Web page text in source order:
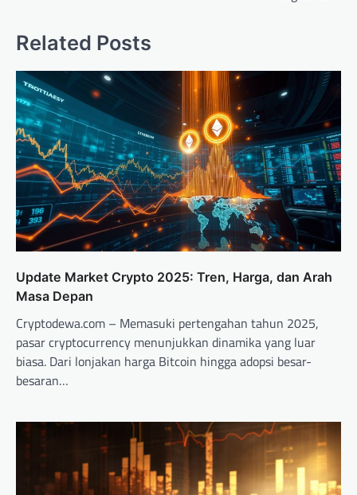
Related Posts
Update Market Crypto 2025: Tren, Harga, dan Arah
Masa Depan
Cryptodewa.com – Memasuki pertengahan tahun 2025,
pasar cryptocurrency menunjukkan dinamika yang luar
biasa. Dari lonjakan harga Bitcoin hingga adopsi besar-
besaran…